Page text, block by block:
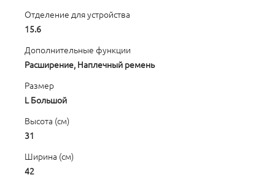
Отделение для устройства
15.6
Дополнительные функции
Расширение, Наплечный ремень
Размер
L Большой
Высота (см)
31
Ширина (см)
42